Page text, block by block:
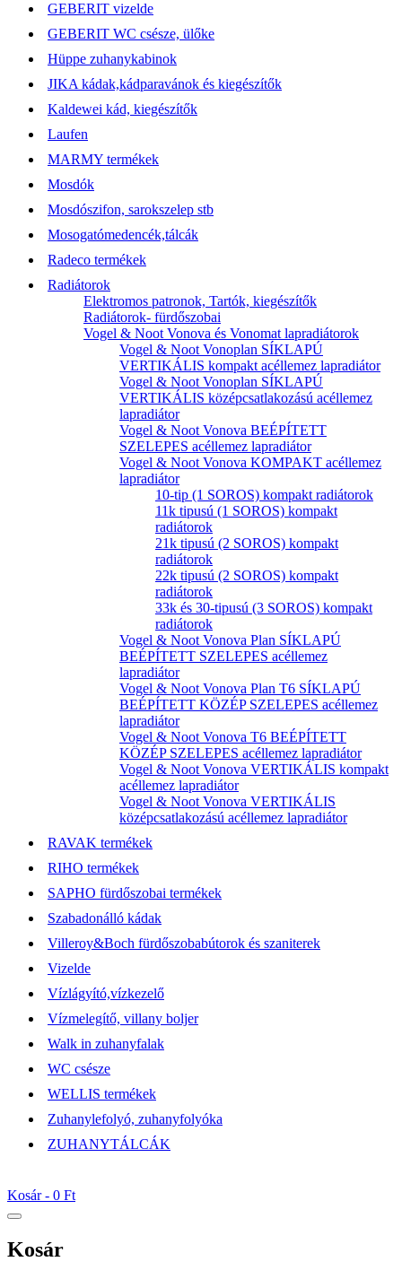
GEBERIT vizelde
GEBERIT WC csésze, ülőke
Hüppe zuhanykabinok
JIKA kádak,kádparavánok és kiegészítők
Kaldewei kád, kiegészítők
Laufen
MARMY termékek
Mosdók
Mosdószifon, sarokszelep stb
Mosogatómedencék,tálcák
Radeco termékek
Radiátorok
Elektromos patronok, Tartók, kiegészítők
Radiátorok- fürdőszobai
Vogel & Noot Vonova és Vonomat lapradiátorok
Vogel & Noot Vonoplan SÍKLAPÚ
VERTIKÁLIS kompakt acéllemez lapradiátor
Vogel & Noot Vonoplan SÍKLAPÚ
VERTIKÁLIS középcsatlakozású acéllemez
lapradiátor
Vogel & Noot Vonova BEÉPÍTETT
SZELEPES acéllemez lapradiátor
Vogel & Noot Vonova KOMPAKT acéllemez
lapradiátor
10-tip (1 SOROS) kompakt radiátorok
11k tipusú (1 SOROS) kompakt
radiátorok
21k tipusú (2 SOROS) kompakt
radiátorok
22k tipusú (2 SOROS) kompakt
radiátorok
33k és 30-tipusú (3 SOROS) kompakt
radiátorok
Vogel & Noot Vonova Plan SÍKLAPÚ
BEÉPÍTETT SZELEPES acéllemez
lapradiátor
Vogel & Noot Vonova Plan T6 SÍKLAPÚ
BEÉPÍTETT KÖZÉP SZELEPES acéllemez
lapradiátor
Vogel & Noot Vonova T6 BEÉPÍTETT
KÖZÉP SZELEPES acéllemez lapradiátor
Vogel & Noot Vonova VERTIKÁLIS kompakt
acéllemez lapradiátor
Vogel & Noot Vonova VERTIKÁLIS
középcsatlakozású acéllemez lapradiátor
RAVAK termékek
RIHO termékek
SAPHO fürdőszobai termékek
Szabadonálló kádak
Villeroy&Boch fürdőszobabútorok és szaniterek
Vizelde
Vízlágyító,vízkezelő
Vízmelegítő, villany boljer
Walk in zuhanyfalak
WC csésze
WELLIS termékek
Zuhanylefolyó, zuhanyfolyóka
ZUHANYTÁLCÁK
Kosár - 0 Ft
Kosár